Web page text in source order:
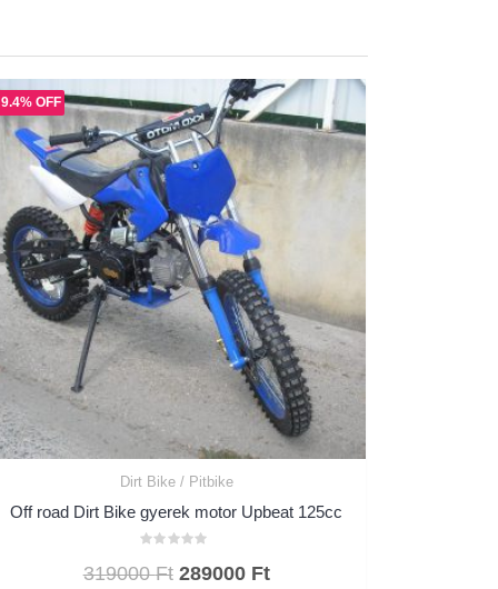
9.4% OFF
Dirt Bike / Pitbike
Off road Dirt Bike gyerek motor Upbeat 125cc
0
319000Ft Original
289000 FtCurrent